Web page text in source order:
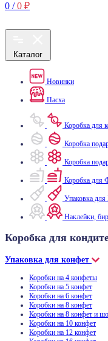
0 / 0 ₽
Каталог
Новинки
Пасха
Коробка для
Коробка
Коробка
Коробка для
Упаковка
Наклейки,
Коробка для
Упаковка для конфет
Коробки на 4 конфеты
Коробки на 5 конфет
Коробки на 6 конфет
Коробки на 8 конфет
Коробки на 8 конфет и
Коробки на 10 конфет
Коробки на 12 конфет